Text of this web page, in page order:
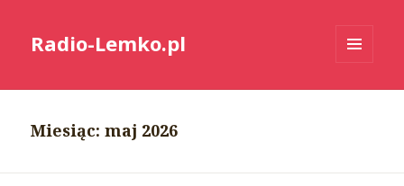
Radio-Lemko.pl
Miesiąc:maj 2026